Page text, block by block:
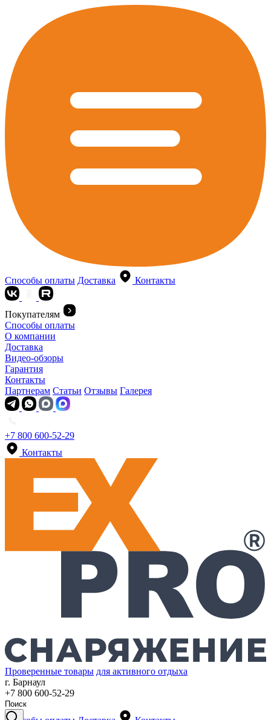
Способы оплаты Доставка Контакты
Покупателям
Способы оплаты
О компании
Доставка
Видео-обзоры
Гарантия
Контакты
Партнерам Статьи Отзывы Галерея
+7 800 600-52-29
Контакты
Проверенные товары для активного отдыха
г. Барнаул
+7 800 600-52-29